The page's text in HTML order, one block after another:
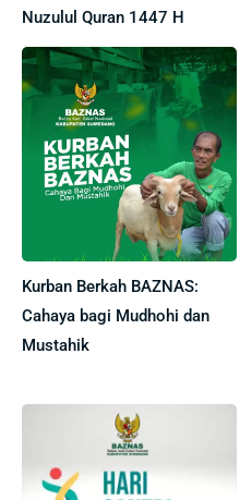
Nuzulul Quran 1447 H
Kurban Berkah BAZNAS:
Cahaya bagi Mudhohi dan
Mustahik